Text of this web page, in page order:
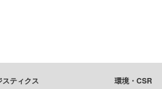
スティクス 環境・CSR